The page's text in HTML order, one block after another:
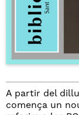
A partir del
comença un